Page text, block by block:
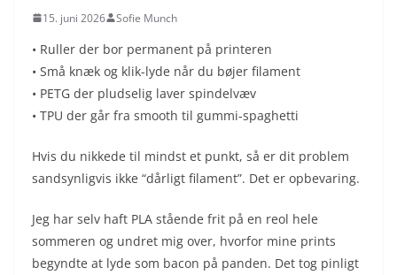
15. juni 2026 Sofie Munch
• Ruller der bor permanent på printeren
• Små knæk og klik-lyde når du bøjer filament
• PETG der pludselig laver spindelvæv
• TPU der går fra smooth til gummi-spaghetti
Hvis du nikkede til mindst et punkt, så er dit problem
sandsynligvis ikke “dårligt filament”. Det er opbevaring.
Jeg har selv haft PLA stående frit på en reol hele
sommeren og undret mig over, hvorfor mine prints
begyndte at lyde som bacon på panden. Det tog pinligt